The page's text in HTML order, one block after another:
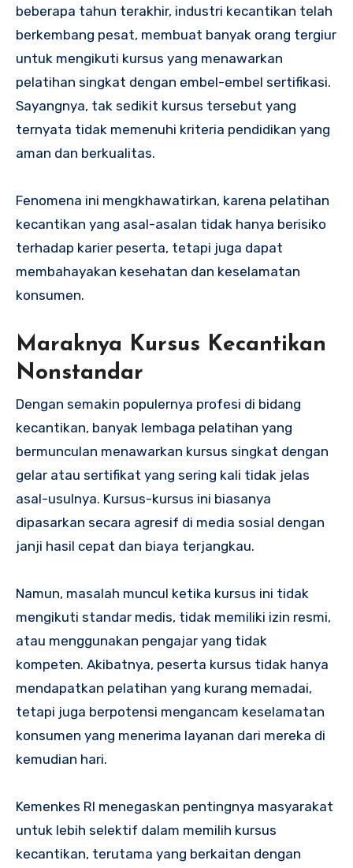
beberapa tahun terakhir, industri kecantikan telah
berkembang pesat, membuat banyak orang tergiur
untuk mengikuti kursus yang menawarkan
pelatihan singkat dengan embel-embel sertifikasi.
Sayangnya, tak sedikit kursus tersebut yang
ternyata tidak memenuhi kriteria pendidikan yang
aman dan berkualitas.
Fenomena ini mengkhawatirkan, karena pelatihan
kecantikan yang asal-asalan tidak hanya berisiko
terhadap karier peserta, tetapi juga dapat
membahayakan kesehatan dan keselamatan
konsumen.
Maraknya Kursus Kecantikan
Nonstandar
Dengan semakin populernya profesi di bidang
kecantikan, banyak lembaga pelatihan yang
bermunculan menawarkan kursus singkat dengan
gelar atau sertifikat yang sering kali tidak jelas
asal-usulnya. Kursus-kursus ini biasanya
dipasarkan secara agresif di media sosial dengan
janji hasil cepat dan biaya terjangkau.
Namun, masalah muncul ketika kursus ini tidak
mengikuti standar medis, tidak memiliki izin resmi,
atau menggunakan pengajar yang tidak
kompeten. Akibatnya, peserta kursus tidak hanya
mendapatkan pelatihan yang kurang memadai,
tetapi juga berpotensi mengancam keselamatan
konsumen yang menerima layanan dari mereka di
kemudian hari.
Kemenkes RI menegaskan pentingnya masyarakat
untuk lebih selektif dalam memilih kursus
kecantikan, terutama yang berkaitan dengan